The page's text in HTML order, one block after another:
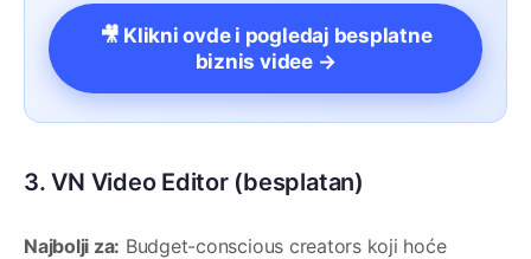
🎥 Klikni ovde i pogledaj besplatne
biznis videe →
3. VN Video Editor (besplatan)
Najbolji za: Budget-conscious creators koji hoće